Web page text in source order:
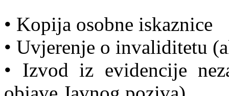
• Kopija osobne iskaznice
• Uvjerenje o invaliditetu
• Izvod iz evidencije